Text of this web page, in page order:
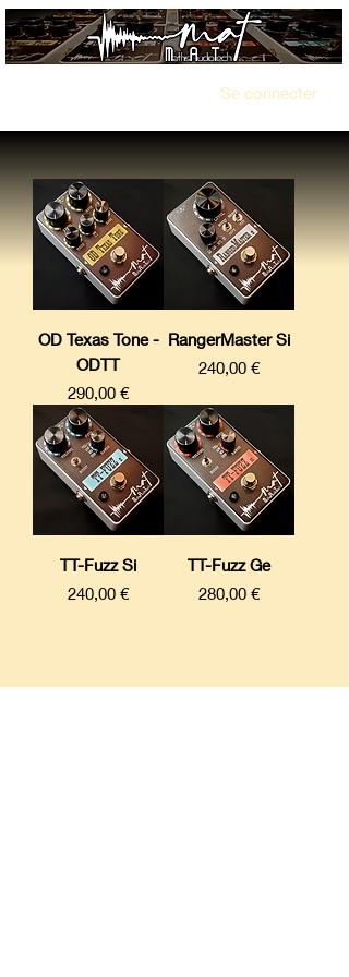
Se connecter
OD Texas Tone -
ODTT
Prix
290,00 €
RangerMaster Si
Prix
240,00 €
TT-Fuzz Si
Prix
240,00 €
TT-Fuzz Ge
Prix
280,00 €